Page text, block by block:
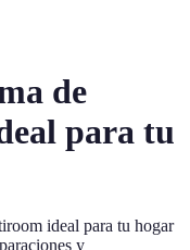
de
para tu
ideal para tu hogar
y